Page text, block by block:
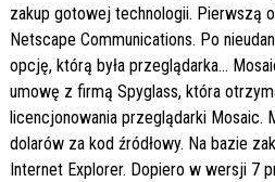
zakup gotowej technologii. Pierwszą
Netscape Communications. Po
opcję, którą była przeglądarka…
umowę z firmą Spyglass, która
licencjonowania przeglądarki Mosaic.
dolarów za kod źródłowy. Na bazie
Internet Explorer. Dopiero w wersji 7